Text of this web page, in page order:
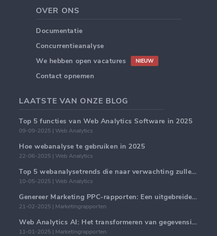
OVER ONS
Documentatie
Concurrentieanalyse
We hebben open vacatures
NIEUW
Contact opnemen
LAATSTE VAN ONZE BLOG
Top 5 functies van Web Analytics Software in 2025
09-09-2025 | Web Analytics
Hoe webanalyse te gebruiken in 2025
22-06-2025 | Web Analytics
Top 5 webanalysetrends die naar verwachting zullen domineren in 2025
10-05-2025 | Web Analytics
Genereer Marketing PPC-rapporten: Een uitgebreide handleiding
21-02-2025 | Marketingrapporten
Web Analytics AI: Het transformeren van gegevensinzichten met precisie
11-01-2025 | Marketingrapporten